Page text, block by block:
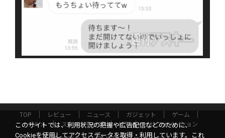
TOP レビュー ニュース ガジェット
ゲーム
グルメ
スタートアップ ICT
インフォメーション
このサイトでは、利用状況の把握や広告配信などのために、
Cookieを使用してアクセスデータを取得・利用しています。これ